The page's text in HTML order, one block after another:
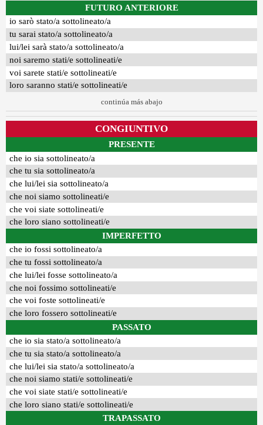
FUTURO ANTERIORE
io sarò stato/a sottolineato/a
tu sarai stato/a sottolineato/a
lui/lei sarà stato/a sottolineato/a
noi saremo stati/e sottolineati/e
voi sarete stati/e sottolineati/e
loro saranno stati/e sottolineati/e
continúa más abajo
CONGIUNTIVO
PRESENTE
che io sia sottolineato/a
che tu sia sottolineato/a
che lui/lei sia sottolineato/a
che noi siamo sottolineati/e
che voi siate sottolineati/e
che loro siano sottolineati/e
IMPERFETTO
che io fossi sottolineato/a
che tu fossi sottolineato/a
che lui/lei fosse sottolineato/a
che noi fossimo sottolineati/e
che voi foste sottolineati/e
che loro fossero sottolineati/e
PASSATO
che io sia stato/a sottolineato/a
che tu sia stato/a sottolineato/a
che lui/lei sia stato/a sottolineato/a
che noi siamo stati/e sottolineati/e
che voi siate stati/e sottolineati/e
che loro siano stati/e sottolineati/e
TRAPASSATO